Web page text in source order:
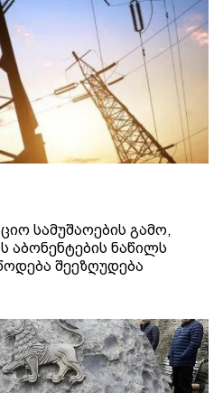
სამუშაოების გამო,
აბონენტების ნაწილს
შეეზღუდება